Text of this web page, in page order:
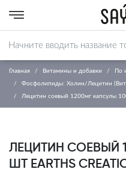
Главная Витамины и добавки По
Фосфолипиды: Холин/Лецитин
Лецитин соевый 1200мг капсулы
ЛЕЦИТИН СОЕВЫЙ
ШТ EARTHS